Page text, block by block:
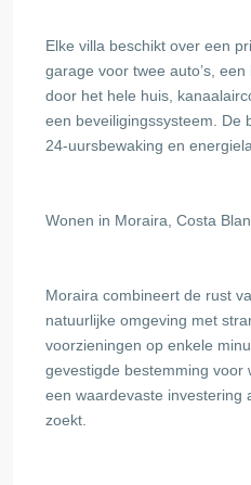
Elke villa beschikt over een
garage voor twee auto’s,
door het hele huis,
een beveiligingssysteem. De
24-uursbewaking en
Wonen in Moraira, Costa
Moraira combineert de rust
natuurlijke omgeving met
voorzieningen op enkele
gevestigde bestemming voor
een waardevaste investering
zoekt.